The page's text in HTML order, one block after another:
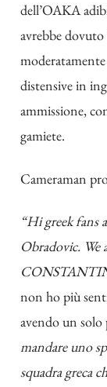
dell’OAKA
avrebbe
distensive in
ammissione,
gamiete.
Cameraman
“Hi greek fans
Obradovic. We
non ho più
avendo un solo
mandare uno
squadra greca